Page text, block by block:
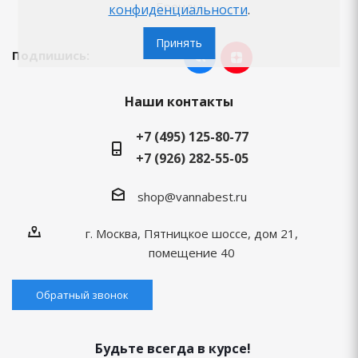
Бренды
Подпишись:
Наши контакты
+7 (495) 125-80-77
+7 (926) 282-55-05
shop@vannabest.ru
г. Москва, Пятницкое шоссе, дом 21,
помещение 40
Обратный звонок
Будьте всегда в курсе!
конфиденциальности.
Принять